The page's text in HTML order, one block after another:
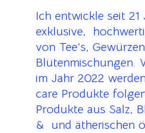
Ich entwickle seit 21
exklusive,
von Tee’s,
Blütenmischungen.
im Jahr 2022
care Produkte
Produkte aus Salz,
& und ätherischen